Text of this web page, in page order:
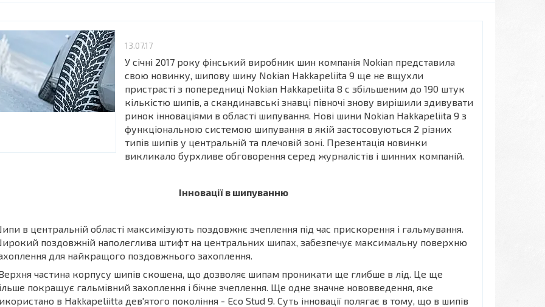
13.07.17
У січні 2017 року фінський виробник шин компанія Nokian представила
свою новинку, шипову шину Nokian Hakkapeliita 9 ще не вщухли
пристрасті з попередниці Nokian Hakkapeliita 8 c збільшеним до 190 штук
кількістю шипів, а скандинавські знавці півночі знову вирішили здивувати
ринок інноваціями в області шипування. Нові шини Nokian Hakkapeliita 9 з
функціональною системою шипування в якій застосовуються 2 різних
типів шипів у центральній та плечовій зоні. Презентація новинки
викликало бурхливе обговорення серед журналістів і шинних компаній.
Інновації в шипуванню
в центральній області максимізують поздовжнє зчеплення під час прискорення і гальмування.
поздовжній наполеглива штифт на центральних шипах, забезпечує максимальну поверхню
для найкращого поздовжнього захоплення.
частина корпусу шипів скошена, що дозволяє шипам проникати ще глибше в лід. Це ще
покращує гальмівний захоплення і бічне зчеплення. Ще одне значне нововведення, яке
в Hakkapeliitta дев'ятого покоління - Eco Stud 9. Суть інновації полягає в тому, що в шипів